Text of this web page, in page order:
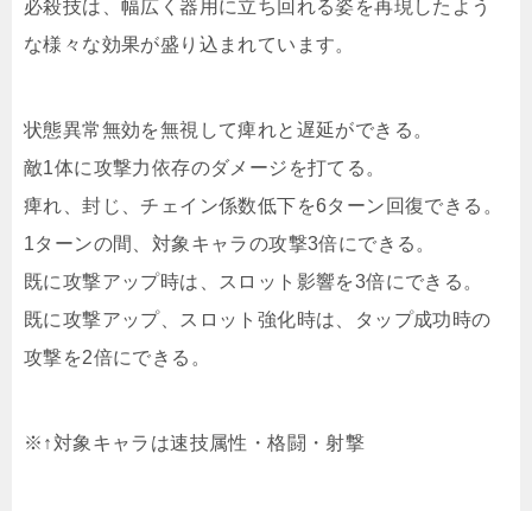
必殺技は、幅広く器用に立ち回れる姿を再現したよう
な様々な効果が盛り込まれています。
状態異常無効を無視して痺れと遅延ができる。
敵1体に攻撃力依存のダメージを打てる。
痺れ、封じ、チェイン係数低下を6ターン回復できる。
1ターンの間、対象キャラの攻撃3倍にできる。
既に攻撃アップ時は、スロット影響を3倍にできる。
既に攻撃アップ、スロット強化時は、タップ成功時の
攻撃を2倍にできる。
※↑対象キャラは速技属性・格闘・射撃